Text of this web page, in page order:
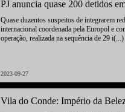
PJ anuncia quase 200 detidos
Quase duzentos suspeitos de integrarem
internacional coordenada pela Europol e
operação, realizada na sequência de 29 i(...)
2023-09-27
Vila do Conde: Império da